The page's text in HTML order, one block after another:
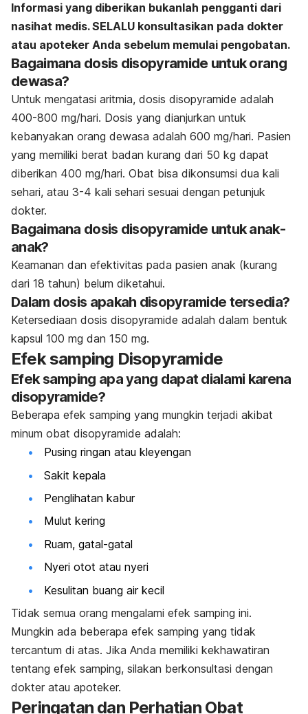
Informasi yang diberikan bukanlah pengganti dari
nasihat medis. SELALU konsultasikan pada dokter
atau apoteker Anda sebelum memulai pengobatan.
Bagaimana dosis disopyramide untuk orang
dewasa?
Untuk mengatasi aritmia, dosis disopyramide adalah
400-800 mg/hari. Dosis yang dianjurkan untuk
kebanyakan orang dewasa adalah 600 mg/hari. Pasien
yang memiliki berat badan kurang dari 50 kg dapat
diberikan 400 mg/hari. Obat bisa dikonsumsi dua kali
sehari, atau 3-4 kali sehari sesuai dengan petunjuk
dokter.
Bagaimana dosis disopyramide untuk anak-
anak?
Keamanan dan efektivitas pada pasien anak (kurang
dari 18 tahun) belum diketahui.
Dalam dosis apakah disopyramide tersedia?
Ketersediaan dosis disopyramide adalah dalam bentuk
kapsul 100 mg dan 150 mg.
Efek samping Disopyramide
Efek samping apa yang dapat dialami karena
disopyramide?
Beberapa efek samping yang mungkin terjadi akibat
minum obat disopyramide adalah:
Pusing ringan atau kleyengan
Sakit kepala
Penglihatan kabur
Mulut kering
Ruam, gatal-gatal
Nyeri otot atau nyeri
Kesulitan buang air kecil
Tidak semua orang mengalami efek samping ini.
Mungkin ada beberapa efek samping yang tidak
tercantum di atas. Jika Anda memiliki kekhawatiran
tentang efek samping, silakan berkonsultasi dengan
dokter atau apoteker.
Peringatan dan Perhatian Obat